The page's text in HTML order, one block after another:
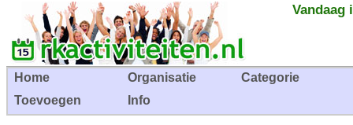
Vandaag
Home Organisatie
Categorie
Toevoegen
Info